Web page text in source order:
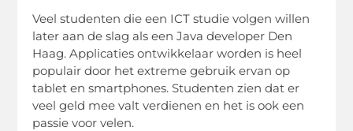
Veel studenten die een ICT studie volgen willen
later aan de slag als een Java developer Den
Haag. Applicaties ontwikkelaar worden is heel
populair door het extreme gebruik ervan op
tablet en smartphones. Studenten zien dat er
veel geld mee valt verdienen en het is ook een
passie voor velen.